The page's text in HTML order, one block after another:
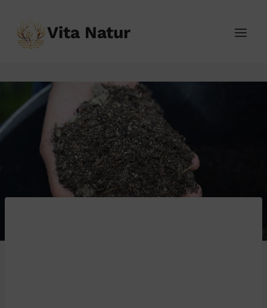
obsah
Vita Natur